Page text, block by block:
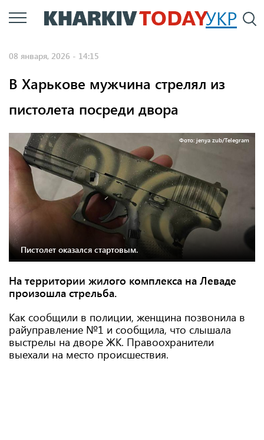
Перейти
к
УКР
08 января, 2026 - 14:15
В Харькове мужчина стрелял из
пистолета посреди двора
Фото: jenya zub/Telegram
Пистолет оказался стартовым.
На территории жилого комплекса на Леваде
произошла стрельба.
Как сообщили в полиции, женщина позвонила в
райуправление №1 и сообщила, что слышала
выстрелы на дворе ЖК. Правоохранители
выехали на место происшествия.